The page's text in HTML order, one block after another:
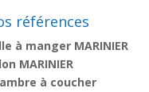
références
à manger MARINIER
MARINIER
à coucher